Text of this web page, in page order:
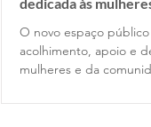
O novo espaço
acolhimento, apoio e
mulheres e da